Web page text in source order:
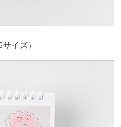
イズ）